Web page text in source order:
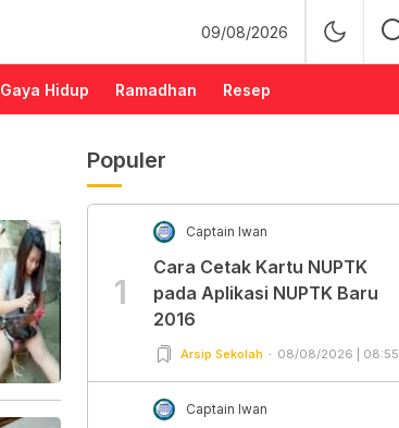
09/08/2026
Gaya Hidup Ramadhan Resep
Populer
1
Captain Iwan
Cara Cetak Kartu NUPTK
pada Aplikasi NUPTK Baru
2016
Arsip Sekolah 08/08/2026 | 08:55
Captain Iwan